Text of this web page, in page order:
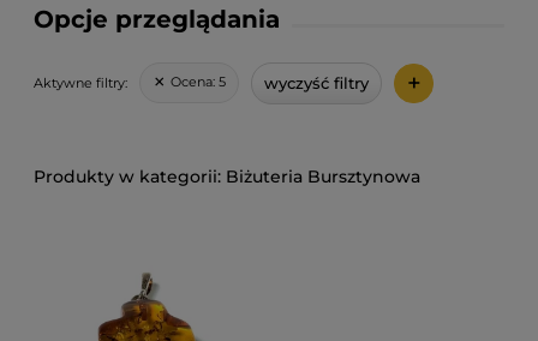
Opcje przeglądania
Aktywne filtry: Ocena: 5 wyczyść filtry +
Biżuteria Bursztynowa